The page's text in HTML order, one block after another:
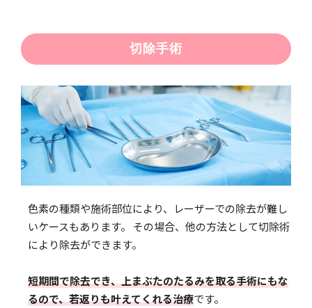
切除手術
色素の種類や施術部位により、レーザーでの除去が難し
いケースもあります。 その場合、他の方法として切除術
により除去ができます。
短期間で除去でき、上まぶたのたるみを取る手術にもな
るので、若返りも叶えてくれる治療です。